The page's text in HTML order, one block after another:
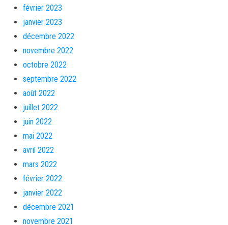
février 2023
janvier 2023
décembre 2022
novembre 2022
octobre 2022
septembre 2022
août 2022
juillet 2022
juin 2022
mai 2022
avril 2022
mars 2022
février 2022
janvier 2022
décembre 2021
novembre 2021